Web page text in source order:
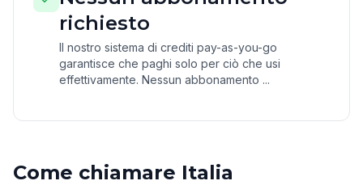
richiesto
Il nostro sistema di crediti pay-as-you-go
garantisce che paghi solo per ciò che usi
effettivamente. Nessun abbonamento ...
Come chiamare Italia